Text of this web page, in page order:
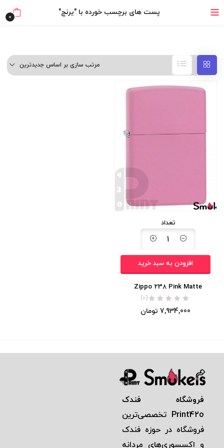
خرید قسطی با ترب‌پی
پست های برچسب خورده با "یرنج" 0
مرتب سازی بر اساس جدیدترین
تعداد
افزودن به سبد خرید
Zippo 238 Pink Matte
(0)
7,934,000 تومان
فروشگاه فندک
Print42o تخصصی‌ترين
فروشگاه در حوزه فندک
و اكسسوری‌های مردانه